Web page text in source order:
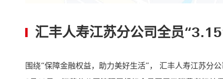
汇丰人寿江苏分公司全员
围绕“保障金融权益，助力美好生活”， 汇丰人寿江苏分